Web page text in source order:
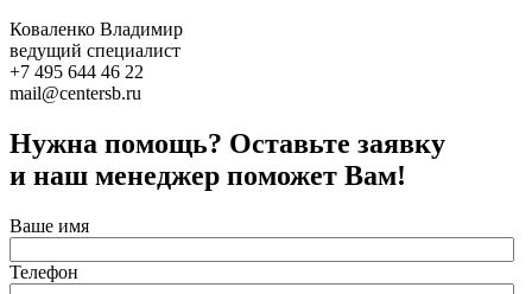
Коваленко Владимир
ведущий специалист
+7 495 644 46 22
mail@centersb.ru
Нужна помощь? Оставьте заявку
и наш менеджер поможет Вам!
Ваше имя
Телефон